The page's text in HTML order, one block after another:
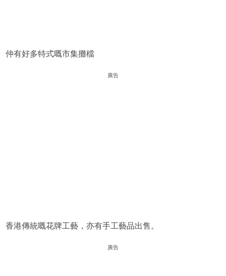
仲有好多特式嘅市集攤檔
廣告
香港傳統嘅花牌工藝，亦有手工藝品出售。
廣告